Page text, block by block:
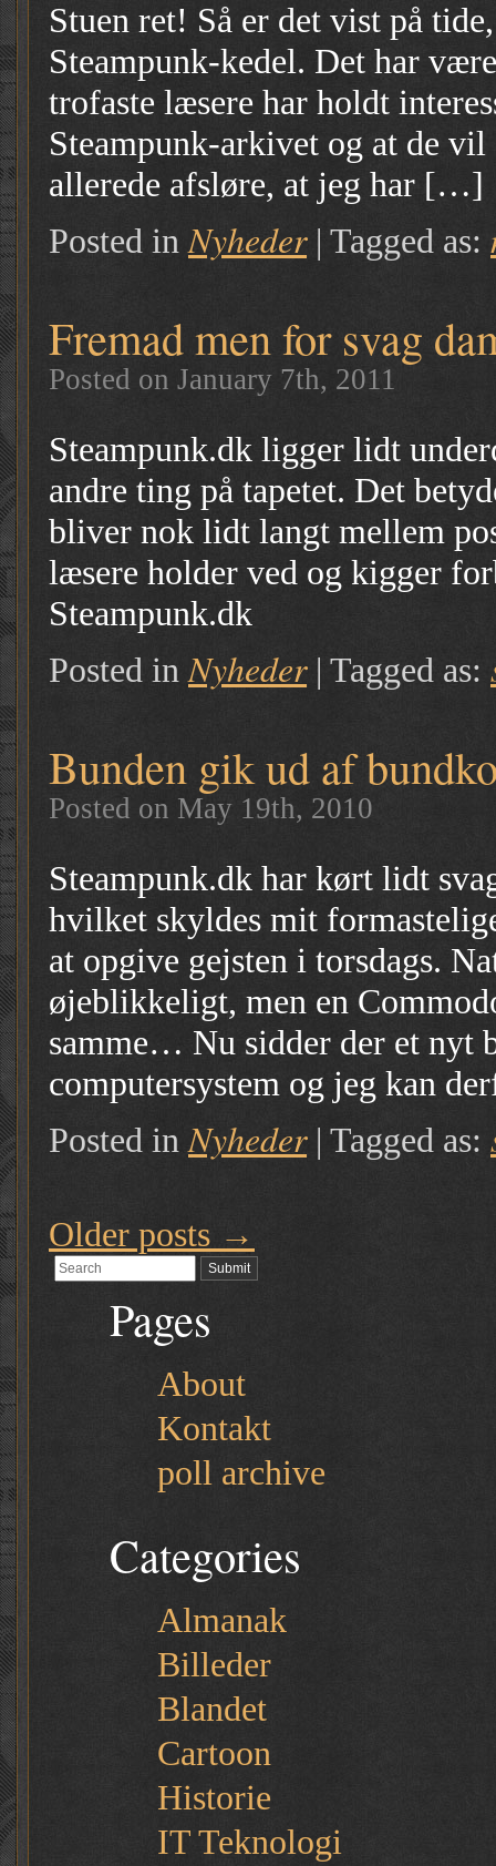
Stuen ret! Så er det vist på
Steampunk-kedel. Det har
trofaste læsere har holdt
Steampunk-arkivet og at de
allerede afsløre, at jeg har […]
Posted in Nyheder | Tagged as:
Fremad men for svag
Posted on January 7th, 2011
Steampunk.dk ligger lidt
andre ting på tapetet. Det
bliver nok lidt langt mellem
læsere holder ved og kigger
Steampunk.dk
Posted in Nyheder | Tagged as:
Bunden gik ud af
Posted on May 19th, 2010
Steampunk.dk har kørt lidt
hvilket skyldes mit
at opgive gejsten i torsdags.
øjeblikkeligt, men en
samme… Nu sidder der et nyt
computersystem og jeg kan
Posted in Nyheder | Tagged as:
Older posts →
Pages
About
Kontakt
poll archive
Categories
Almanak
Billeder
Blandet
Cartoon
Historie
IT Teknologi